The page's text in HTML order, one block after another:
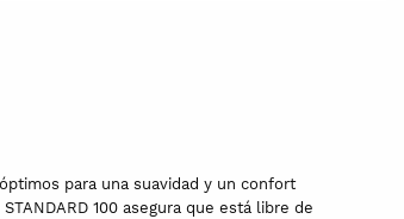
para una suavidad y un confort
100 asegura que está libre de